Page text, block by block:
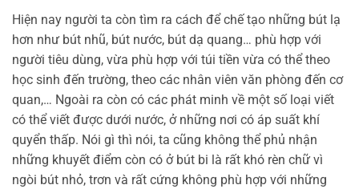
Hiện nay người ta còn tìm ra cách để chế tạo những bút lạ
hơn như bút nhũ, bút nước, bút dạ quang… phù hợp với
người tiêu dùng, vừa phù hợp với túi tiền vừa có thể theo
học sinh đến trường, theo các nhân viên văn phòng đến cơ
quan,… Ngoài ra còn có các phát minh về một số loại viết
có thể viết được dưới nước, ở những nơi có áp suất khí
quyển thấp. Nói gì thì nói, ta cũng không thể phủ nhận
những khuyết điểm còn có ở bút bi là rất khó rèn chữ vì
ngòi bút nhỏ, trơn và rất cứng không phù hợp với những